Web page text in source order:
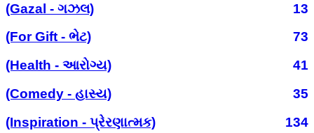
(Gazal - ગઝલ)
13
(For Gift - ભેટ)
73
(Health - આરોગ્ય)
41
(Comedy - હાસ્ય)
35
(Inspiration - પ્રેરણાત્મક)
134